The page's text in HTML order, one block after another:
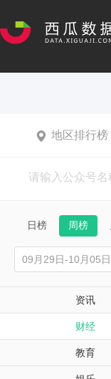
地区排行榜
日榜 周榜
资讯
财经
教育